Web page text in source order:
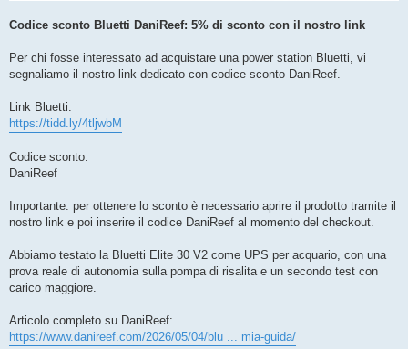
Codice sconto Bluetti DaniReef: 5% di sconto con il nostro link
Per chi fosse interessato ad acquistare una power station Bluetti, vi
segnaliamo il nostro link dedicato con codice sconto DaniReef.
Link Bluetti:
https://tidd.ly/4tljwbM
Codice sconto:
DaniReef
Importante: per ottenere lo sconto è necessario aprire il prodotto tramite il
nostro link e poi inserire il codice DaniReef al momento del checkout.
Abbiamo testato la Bluetti Elite 30 V2 come UPS per acquario, con una
prova reale di autonomia sulla pompa di risalita e un secondo test con
carico maggiore.
Articolo completo su DaniReef:
https://www.danireef.com/2026/05/04/blu ... mia-guida/